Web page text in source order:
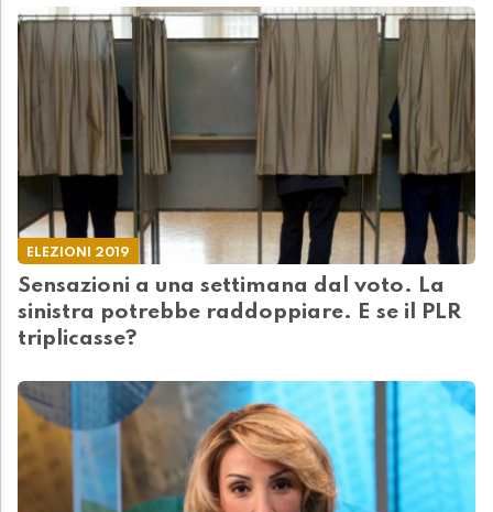
ELEZIONI 2019
Sensazioni a una settimana dal voto. La
sinistra potrebbe raddoppiare. E se il PLR
triplicasse?